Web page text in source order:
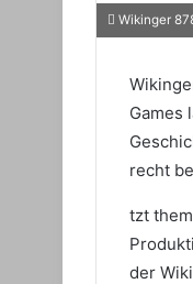
Wikinger
Games
recht
tzt
der